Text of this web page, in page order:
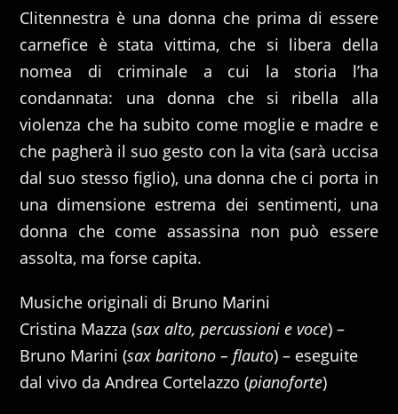
Clitennestra è una donna che prima di essere
carnefice è stata vittima, che si libera della
nomea di criminale a cui la storia l’ha
condannata: una donna che si ribella alla
violenza che ha subito come moglie e madre e
che pagherà il suo gesto con la vita (sarà uccisa
dal suo stesso figlio), una donna che ci porta in
una dimensione estrema dei sentimenti, una
donna che come assassina non può essere
assolta, ma forse capita.
Musiche originali di Bruno Marini
Cristina Mazza (sax alto, percussioni e voce) –
Bruno Marini (sax baritono – flauto) – eseguite
dal vivo da Andrea Cortelazzo (pianoforte)